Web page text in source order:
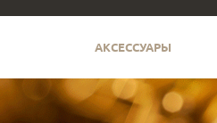
АКСЕССУАРЫ